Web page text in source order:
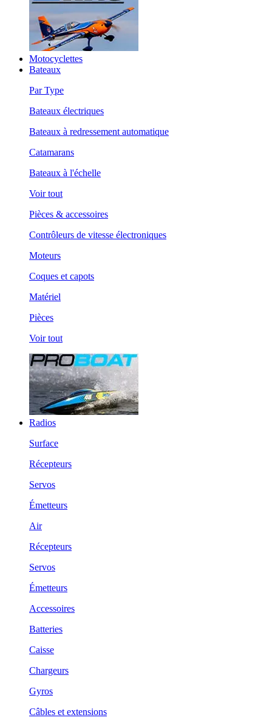
Motocyclettes
Bateaux
Par Type
Bateaux électriques
Bateaux à redressement automatique
Catamarans
Bateaux à l'échelle
Voir tout
Pièces & accessoires
Contrôleurs de vitesse électroniques
Moteurs
Coques et capots
Matériel
Pièces
Voir tout
Radios
Surface
Récepteurs
Servos
Émetteurs
Air
Récepteurs
Servos
Émetteurs
Accessoires
Batteries
Caisse
Chargeurs
Gyros
Câbles et extensions